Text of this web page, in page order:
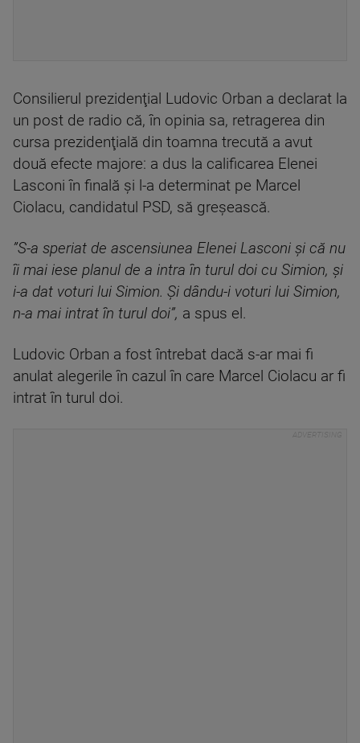
Consilierul prezidenţial Ludovic Orban a declarat la
un post de radio că, în opinia sa, retragerea din
cursa prezidenţială din toamna trecută a avut
două efecte majore: a dus la calificarea Elenei
Lasconi în finală şi l-a determinat pe Marcel
Ciolacu, candidatul PSD, să greşească.
”S-a speriat de ascensiunea Elenei Lasconi şi că nu
îi mai iese planul de a intra în turul doi cu Simion, şi
i-a dat voturi lui Simion. Şi dându-i voturi lui Simion,
n-a mai intrat în turul doi”, a spus el.
Ludovic Orban a fost întrebat dacă s-ar mai fi
anulat alegerile în cazul în care Marcel Ciolacu ar fi
intrat în turul doi.